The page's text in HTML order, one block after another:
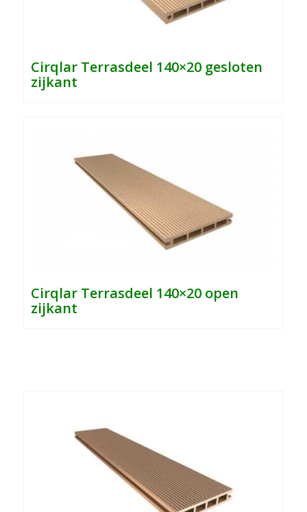
Cirqlar Terrasdeel 140×20 gesloten
zijkant
CirqlarTerrasdeel 140×20 open
zijkant